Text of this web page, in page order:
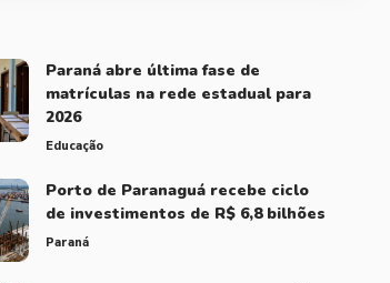
Paraná abre última fase de
matrículas na rede estadual para
2026
Educação
Porto de Paranaguá recebe ciclo
de investimentos de R$ 6,8 bilhões
Paraná